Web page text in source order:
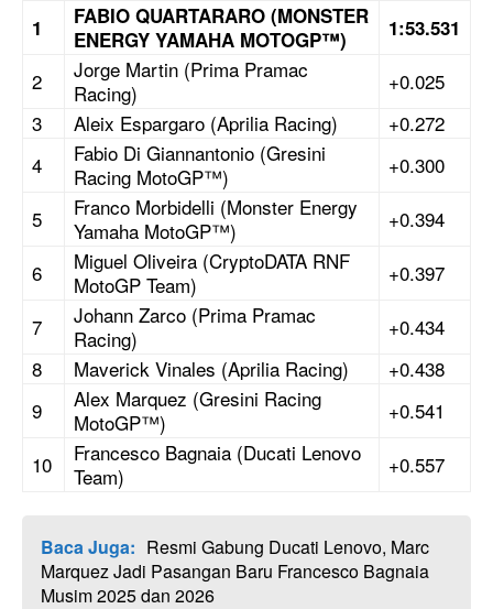
1 FABIO QUARTARARO (MONSTER
ENERGY YAMAHA MOTOGP™)
1:53.531
2
Jorge Martin (Prima Pramac
Racing)
+0.025
3
Aleix Espargaro (Aprilia Racing)
+0.272
4
Fabio Di Giannantonio (Gresini
Racing MotoGP™)
+0.300
5
Franco Morbidelli (Monster Energy
Yamaha MotoGP™)
+0.394
6
Miguel Oliveira (CryptoDATA RNF
MotoGP Team)
+0.397
7
Johann Zarco (Prima Pramac
Racing)
+0.434
8
Maverick Vinales (Aprilia Racing)
+0.438
9
Alex Marquez (Gresini Racing
MotoGP™)
+0.541
10
Francesco Bagnaia (Ducati Lenovo
Team)
+0.557
Baca Juga: Resmi Gabung Ducati Lenovo, Marc
Marquez Jadi Pasangan Baru Francesco Bagnaia
Musim 2025 dan 2026